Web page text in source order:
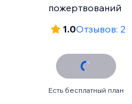
пожертвований
1.0Отзывов: 2
Есть бесплатный план